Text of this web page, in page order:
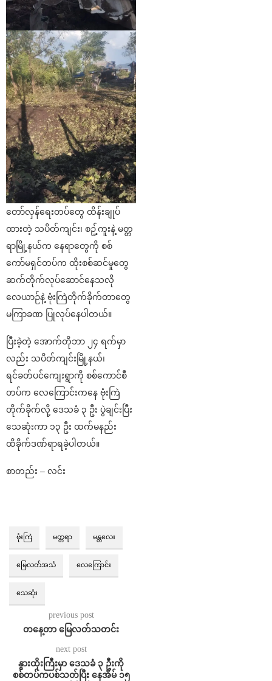
တော်လှန်ရေးတပ်တွေ ထိန်းချုပ်
ထားတဲ့ သပိတ်ကျင်း၊ စဥ့်ကူးနဲ့ မတ္တ
ရာမြို့နယ်က နေရာတွေကို စစ်
ကော်မရှင်တပ်က ထိုးစစ်ဆင်မှုတွေ
ဆက်တိုက်လုပ်ဆောင်နေသလို
လေယာဉ်နဲ့ ဗုံးကြဲတိုက်ခိုက်တာတွေ
မကြာခဏ ပြုလုပ်နေပါတယ်။
ပြီးခဲ့တဲ့ အောက်တိုဘာ ၂၄ ရက်မှာ
လည်း သပိတ်ကျင်းမြို့နယ်၊
ရင်ခတ်ပင်ကျေးရွာကို စစ်ကောင်စီ
တပ်က လေကြောင်းကနေ ဗုံးကြဲ
တိုက်ခိုက်လို့ ဒေသခံ ၃ ဦး ပွဲချင်းပြီး
သေဆုံးကာ ၁၃ ဦး ထက်မနည်း
ထိခိုက်ဒဏ်ရာရခဲ့ပါတယ်။
စာတည်း – လင်း
ဗုံးကြဲ မတ္တရာ မန္တလေး
မြေလတ်အသံ လေကြောင်း
သေဆုံး
previous post
⁨တနေ့တာ မြေလတ်သတင်း
next post
နွားထိုးကြီးမှာ ဒေသခံ ၃ ဦးကို
စစ်တပ်ကပစ်သတ်ပြီး နေအိမ် ၁၅